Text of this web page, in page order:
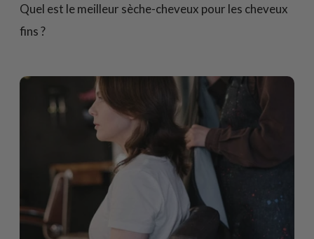
Quel est le meilleur sèche-cheveux pour les cheveux
fins ?